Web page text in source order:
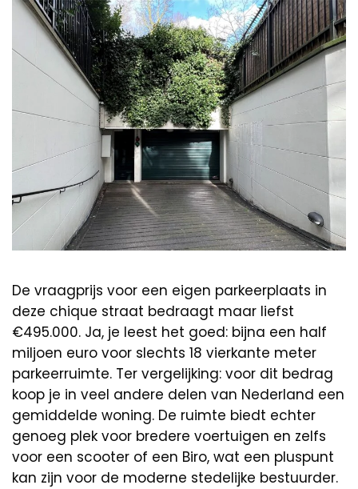
De vraagprijs voor een eigen parkeerplaats in
deze chique straat bedraagt maar liefst
€495.000. Ja, je leest het goed: bijna een half
miljoen euro voor slechts 18 vierkante meter
parkeerruimte. Ter vergelijking: voor dit bedrag
koop je in veel andere delen van Nederland een
gemiddelde woning. De ruimte biedt echter
genoeg plek voor bredere voertuigen en zelfs
voor een scooter of een Biro, wat een pluspunt
kan zijn voor de moderne stedelijke bestuurder.